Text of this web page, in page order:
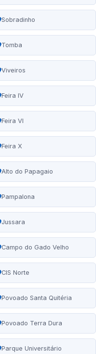
Sobradinho
Tomba
Viveiros
Feira IV
Feira VI
Feira X
Alto do Papagaio
Pampalona
Jussara
Campo do Gado Velho
CIS Norte
Povoado Santa Quitéria
Povoado Terra Dura
Parque Universitário